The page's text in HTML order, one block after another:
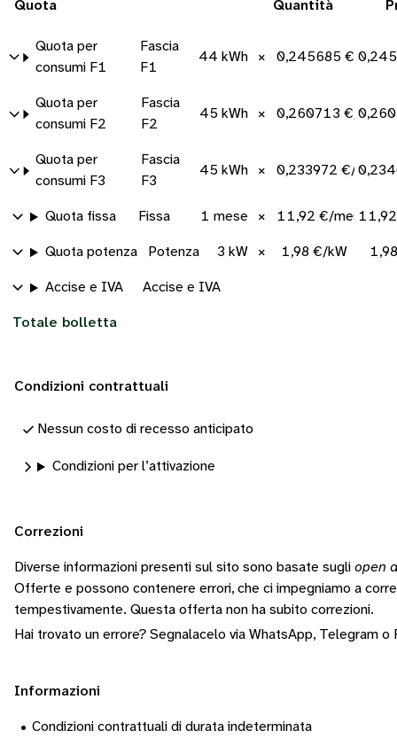
Quota Quantità
Quota per
consumi F1
Fascia
F1
44 kWh × 0,245685 €/kWh
Quota per
consumi F2
Fascia
F2
45 kWh × 0,260713 €/kWh
Quota per
consumi F3
Fascia
F3
45 kWh × 0,233972 €/kWh
Quota fissa Fissa 1 mese × 11,92 €/mese
Quota potenza Potenza 3 kW × 1,98 €/kW
Accise e IVA Accise e IVA
Totale bolletta
Condizioni contrattuali
Nessun costo di recesso anticipato
Condizioni per l’attivazione
Correzioni
Diverse informazioni presenti sul sito sono basate sugli open
Offerte e possono contenere errori, che ci impegniamo a
tempestivamente. Questa offerta non ha subito correzioni.
Hai trovato un errore? Segnalacelo via WhatsApp, Telegram o
Informazioni
• Condizioni contrattuali di durata indeterminata